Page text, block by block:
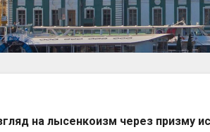
на лысенкоизм через призму